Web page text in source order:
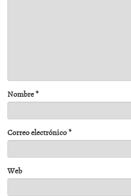
Nombre*
Correo electrónico*
Web